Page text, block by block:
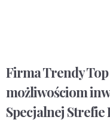
Firma Trendy Top
możliwościom
Specjalnej Strefie